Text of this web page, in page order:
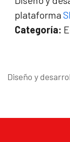
plataforma
Categoría:
Diseño y